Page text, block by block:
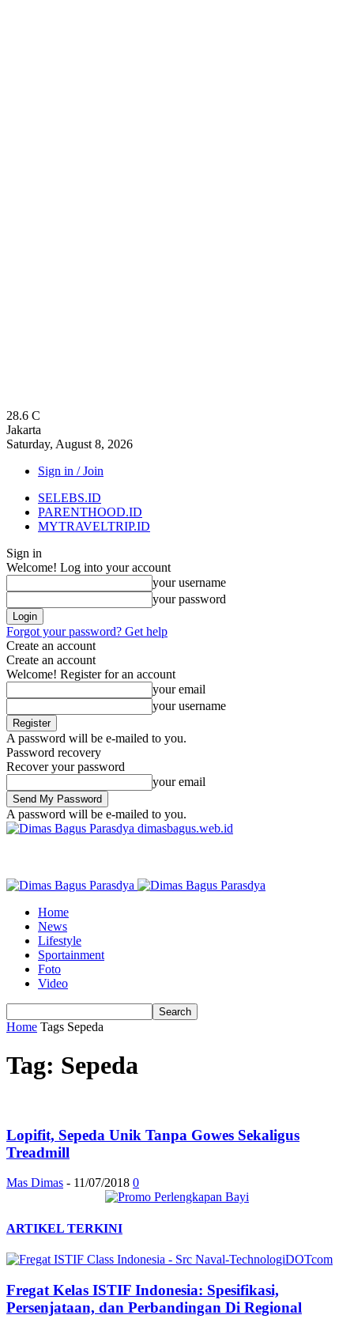
28.6 C
Jakarta
Saturday, August 8, 2026
Sign in / Join
SELEBS.ID
PARENTHOOD.ID
MYTRAVELTRIP.ID
Sign in
Welcome! Log into your account
your username
your password
Forgot your password? Get help
Create an account
Create an account
Welcome! Register for an account
your email
your username
A password will be e-mailed to you.
Password recovery
Recover your password
your email
A password will be e-mailed to you.
dimasbagus.web.id
Home
News
Lifestyle
Sportainment
Foto
Video
Home Tags Sepeda
Tag: Sepeda
Lopifit, Sepeda Unik Tanpa Gowes Sekaligus
Treadmill
Mas Dimas - 11/07/2018 0
ARTIKEL TERKINI
Fregat Kelas ISTIF Indonesia: Spesifikasi,
Persenjataan, dan Perbandingan Di Regional